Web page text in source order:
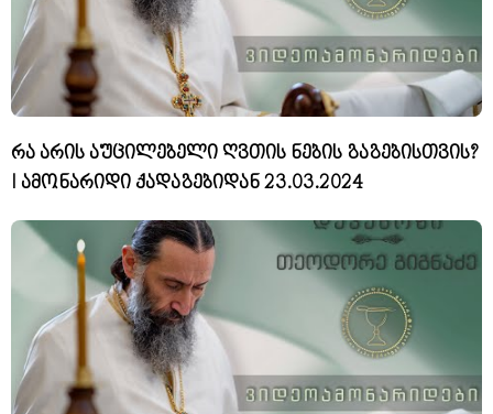
რა არის აუცილებელი ღვთის ნების გაგებისთვის?
I ამონარიდი ქადაგებიდან 23.03.2024